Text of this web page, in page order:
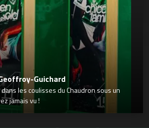
Guichard
les coulisses du Chaudron sous un
jamais vu !